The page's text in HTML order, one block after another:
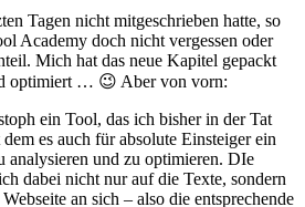
Tagen nicht mitgeschrieben hatte, so
Academy doch nicht vergessen oder
Mich hat das neue Kapitel gepackt
optimiert … 😉 Aber von vorn:
ein Tool, das ich bisher in der Tat
es auch für absolute Einsteiger ein
analysieren und zu optimieren. DIe
dabei nicht nur auf die Texte, sondern
an sich – also die entsprechende